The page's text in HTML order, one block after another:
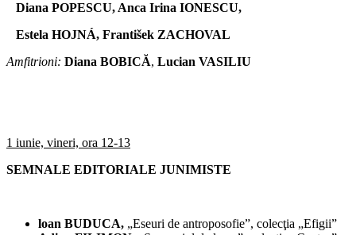
Diana POPESCU, Anca Irina IONESCU,
Estela HOJNÁ, František ZACHOVAL
Amfitrioni: Diana BOBICĂ, Lucian VASILIU
1 iunie, vineri, ora 12-13
SEMNALE EDITORIALE JUNIMISTE
loan BUDUCA, „Eseuri de antroposofie”, colecţia „Efigii”